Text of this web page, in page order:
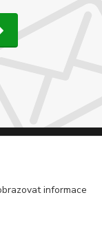
informace